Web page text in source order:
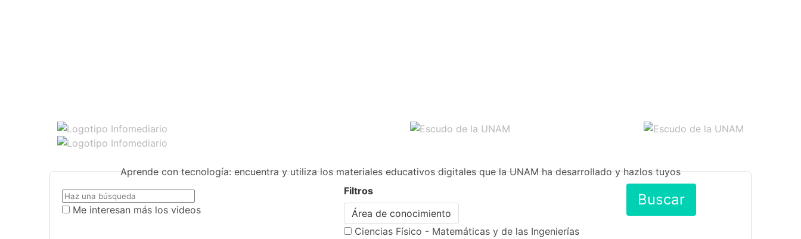
Aprende con tecnología: encuentra y utiliza los materiales educativos digitales que la UNAM ha desarrollado y hazlos tuyos
Me interesan más los videos
Filtros
Área de conocimiento
Ciencias Físico - Matemáticas y de las Ingenierías
Buscar